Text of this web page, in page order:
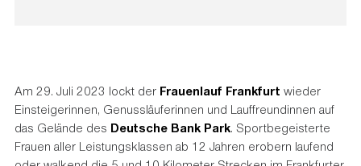
Am 29. Juli 2023 lockt der Frauenlauf Frankfurt wieder
Einsteigerinnen, Genussläuferinnen und Lauffreundinnen auf
das Gelände des Deutsche Bank Park. Sportbegeisterte
Frauen aller Leistungsklassen ab 12 Jahren erobern laufend